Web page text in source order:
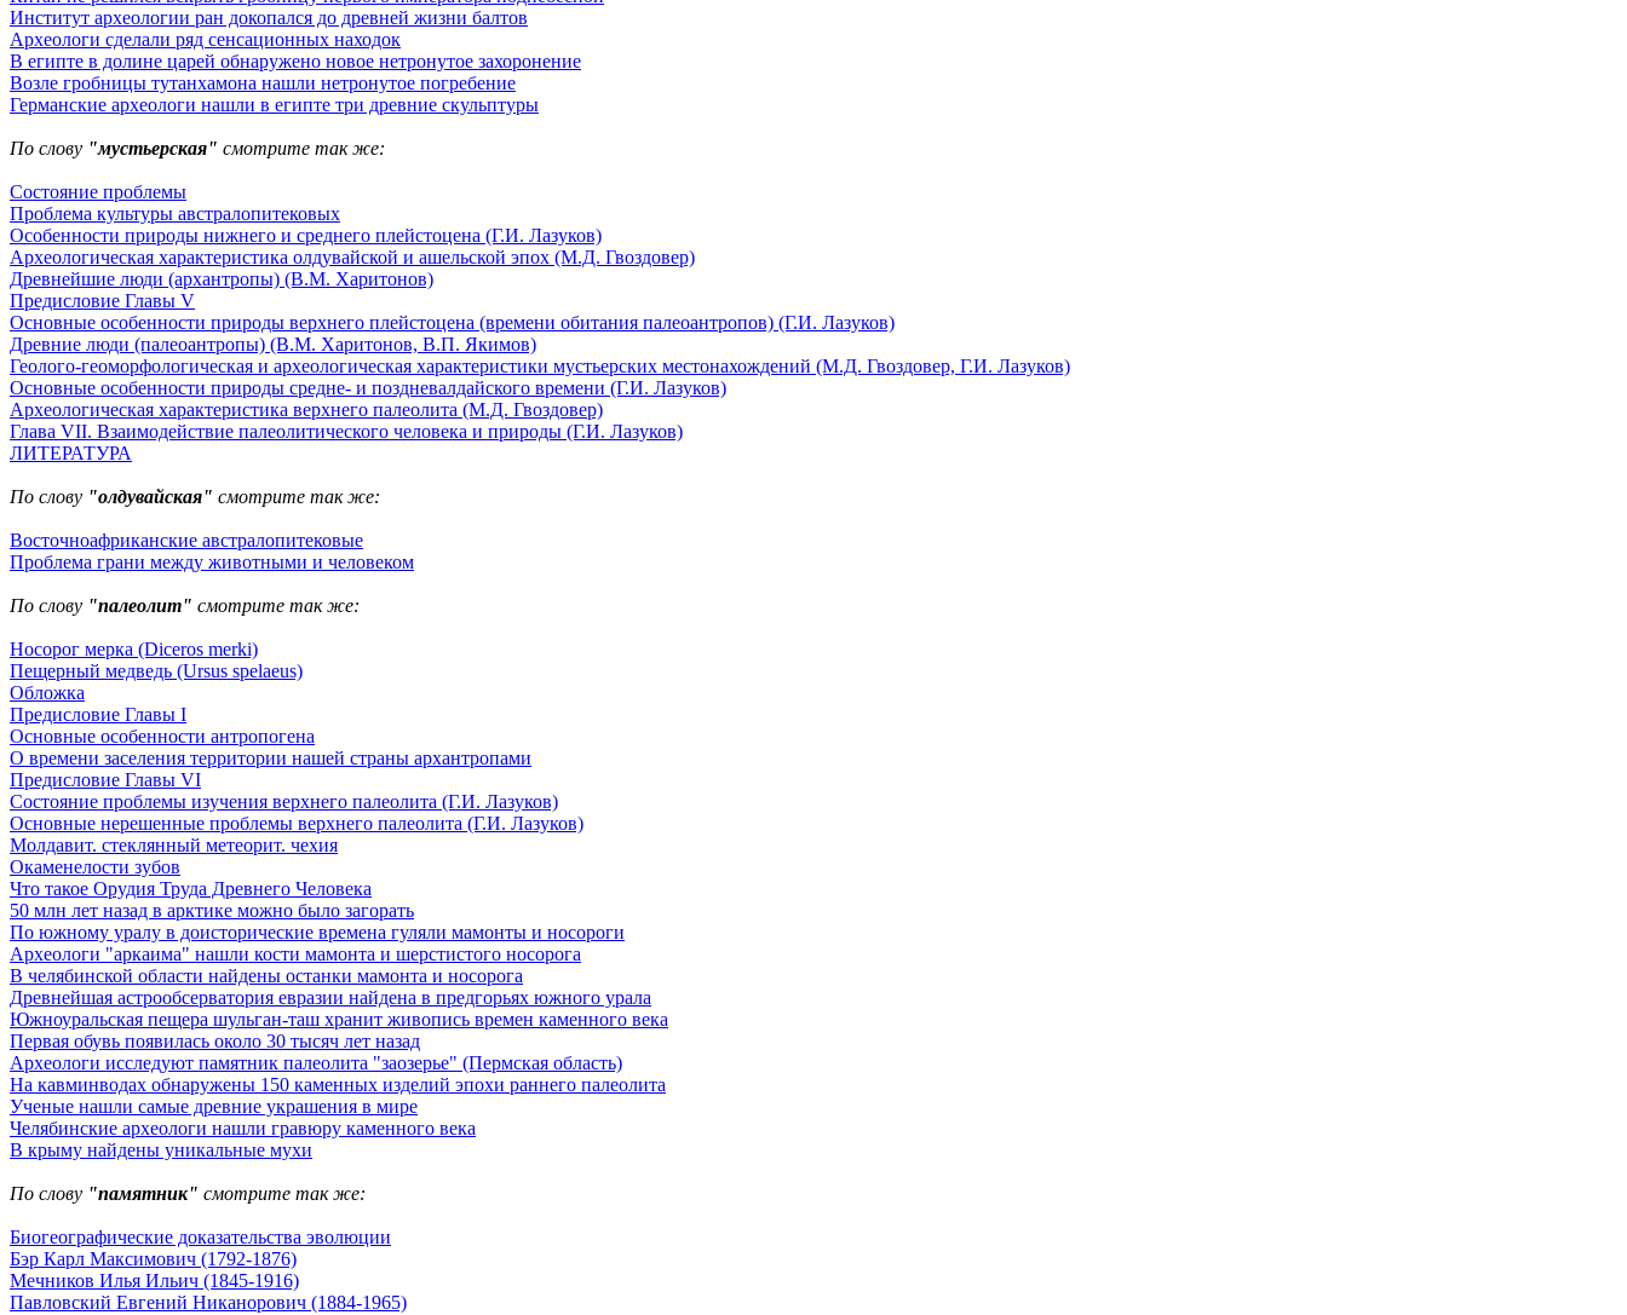
Институт археологии ран докопался до древней жизни балтов
Археологи сделали ряд сенсационных находок
В египте в долине царей обнаружено новое нетронутое захоронение
Возле гробницы тутанхамона нашли нетронутое погребение
Германские археологи нашли в египте три древние скульптуры
По слову "мустьерская" смотрите так же:
Состояние проблемы
Проблема культуры австралопитековых
Особенности природы нижнего и среднего плейстоцена (Г.И. Лазуков)
Археологическая характеристика олдувайской и ашельской эпох (М.Д. Гвоздовер)
Древнейшие люди (архантропы) (В.М. Харитонов)
Предисловие Главы V
Основные особенности природы верхнего плейстоцена (времени обитания палеоантропов) (Г.И. Лазуков)
Древние люди (палеоантропы) (В.М. Харитонов, В.П. Якимов)
Геолого-геоморфологическая и археологическая характеристики мустьерских местонахождений (М.Д. Гвоздовер, Г.И. Лазуков)
Основные особенности природы средне- и поздневалдайского времени (Г.И. Лазуков)
Археологическая характеристика верхнего палеолита (М.Д. Гвоздовер)
Глава VII. Взаимодействие палеолитического человека и природы (Г.И. Лазуков)
ЛИТЕРАТУРА
По слову "олдувайская" смотрите так же:
Восточноафриканские австралопитековые
Проблема грани между животными и человеком
По слову "палеолит" смотрите так же:
Носорог мерка (Diceros merki)
Пещерный медведь (Ursus spelaeus)
Обложка
Предисловие Главы I
Основные особенности антропогена
О времени заселения территории нашей страны архантропами
Предисловие Главы VI
Состояние проблемы изучения верхнего палеолита (Г.И. Лазуков)
Основные нерешенные проблемы верхнего палеолита (Г.И. Лазуков)
Молдавит. стеклянный метеорит. чехия
Окаменелости зубов
Что такое Орудия Труда Древнего Человека
50 млн лет назад в арктике можно было загорать
По южному уралу в доисторические времена гуляли мамонты и носороги
Археологи "аркаима" нашли кости мамонта и шерстистого носорога
В челябинской области найдены останки мамонта и носорога
Древнейшая астрообсерватория евразии найдена в предгорьях южного урала
Южноуральская пещера шульган-таш хранит живопись времен каменного века
Первая обувь появилась около 30 тысяч лет назад
Археологи исследуют памятник палеолита "заозерье" (Пермская область)
На кавминводах обнаружены 150 каменных изделий эпохи раннего палеолита
Ученые нашли самые древние украшения в мире
Челябинские археологи нашли гравюру каменного века
В крыму найдены уникальные мухи
По слову "памятник" смотрите так же:
Биогеографические доказательства эволюции
Бэр Карл Максимович (1792-1876)
Мечников Илья Ильич (1845-1916)
Павловский Евгений Никанорович (1884-1965)